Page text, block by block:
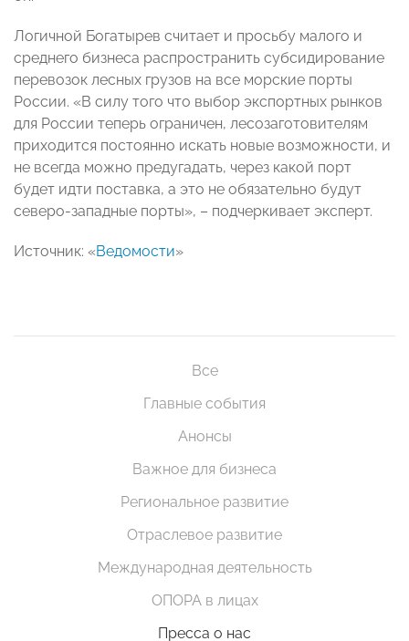
Логичной Богатырев считает и просьбу малого и
среднего бизнеса распространить субсидирование
перевозок лесных грузов на все морские порты
России. «В силу того что выбор экспортных рынков
для России теперь ограничен, лесозаготовителям
приходится постоянно искать новые возможности, и
не всегда можно предугадать, через какой порт
будет идти поставка, а это не обязательно будут
северо-западные порты», – подчеркивает эксперт.
Источник: «Ведомости»
Все
Главные события
Анонсы
Важное для бизнеса
Региональное развитие
Отраслевое развитие
Международная деятельность
ОПОРА в лицах
Пресса о нас